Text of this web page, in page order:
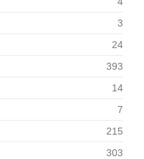
3
24
393
14
7
215
303